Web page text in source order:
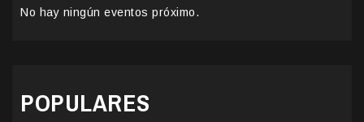
No hay ningún eventos próximo.
POPULARES